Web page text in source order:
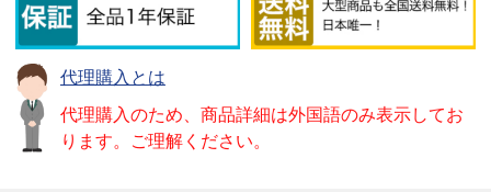
代理購入とは
代理購入のため、商品詳細は外国語のみ表示してお
ります。ご理解ください。